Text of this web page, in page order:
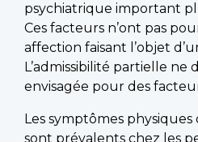
psychiatrique important
Ces facteurs n’ont pas
affection faisant l’objet
L’admissibilité partielle ne
envisagée pour des
Les symptômes
sont prévalents chez les